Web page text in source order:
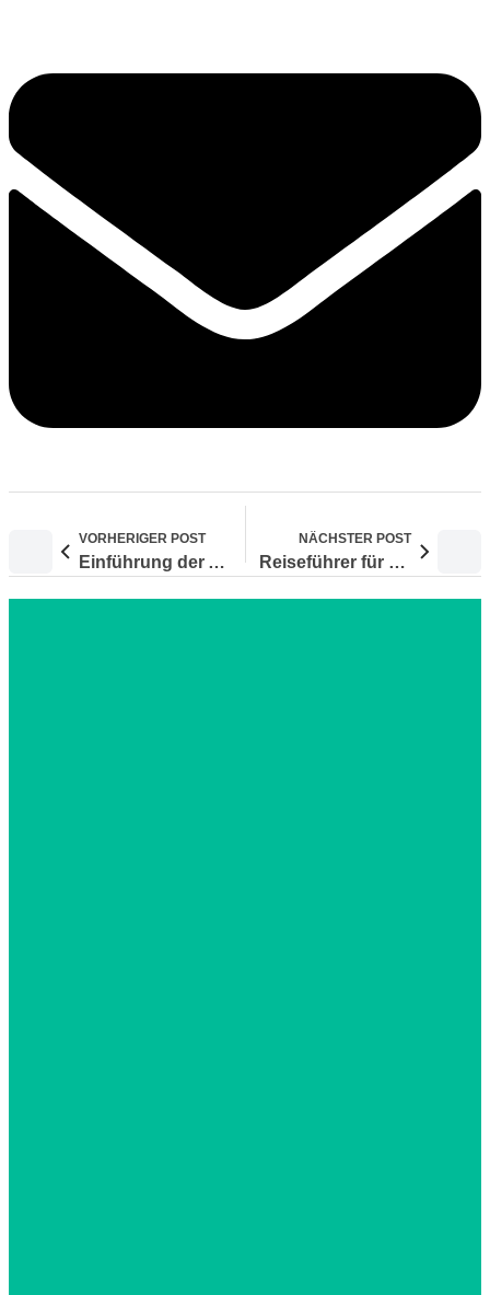
VORHERIGER POST
Einführung der All Indonesia Einreisekarte: Was Reisende nach Sumatra wissen müssen
NÄCHSTER POST
Reiseführer für die Insel Belitung